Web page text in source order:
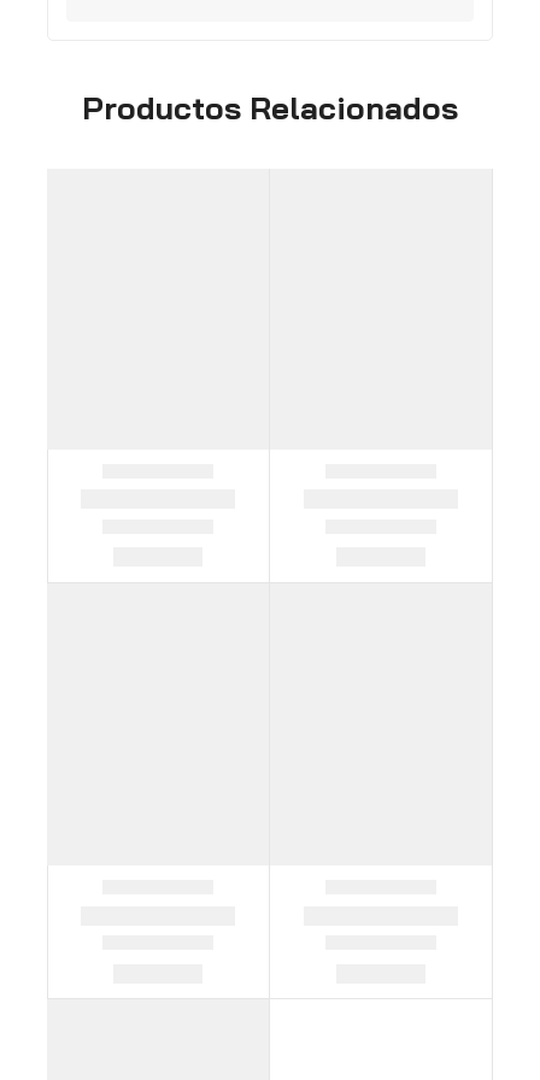
Productos Relacionados